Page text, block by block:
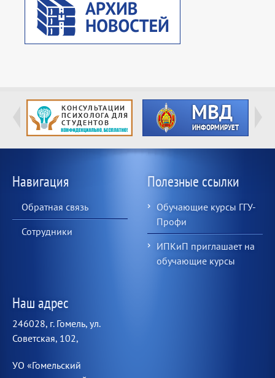
Навигация
Обратная связь
Сотрудники
Полезные ссылки
Обучающие курсы ГГУ-
Профи
ИПКиП приглашает на
обучающие курсы
Наш адрес
246028, г. Гомель, ул.
Советская, 102,
УО «Гомельский